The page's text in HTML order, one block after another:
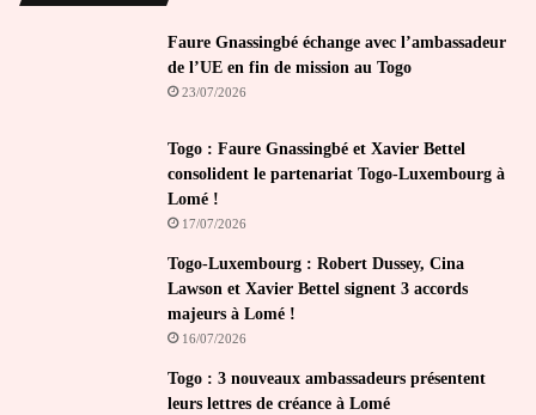
Faure Gnassingbé échange avec l’ambassadeur
de l’UE en fin de mission au Togo
23/07/2026
Togo : Faure Gnassingbé et Xavier Bettel
consolident le partenariat Togo-Luxembourg à
Lomé !
17/07/2026
Togo-Luxembourg : Robert Dussey, Cina
Lawson et Xavier Bettel signent 3 accords
majeurs à Lomé !
16/07/2026
Togo : 3 nouveaux ambassadeurs présentent
leurs lettres de créance à Lomé